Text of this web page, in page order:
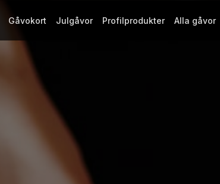
Gåvokort Julgåvor Profilprodukter Alla gåvor